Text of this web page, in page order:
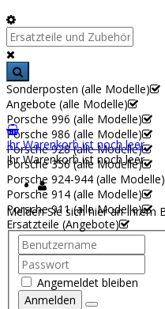
Sonderposten (alle Modelle)
Angebote (alle Modelle)
Porsche 996 (alle Modelle)
Porsche 986 (alle Modelle)
Porsche 928 (alle Modelle)
Porsche 356 (alle Modelle)
Porsche 924-944 (alle Modelle)
Porsche 914 (alle Modelle)
Porsche 911 (alle Modelle)
Ersatzteile (Angebote)
Ihr Warenkorb ist noch leer.
Ihr Warenkorb ist noch leer.
Melden Sie sich hier an Ihrem
Angemeldet bleiben
Anmelden